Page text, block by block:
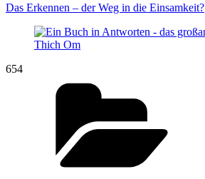
Das Erkennen – der Weg in die Einsamkeit?
654